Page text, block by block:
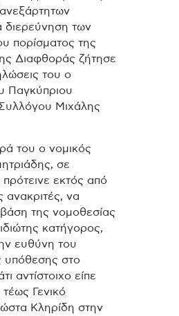
διερεύνηση των
πορίσματος της
Διαφθοράς ζήτησε
του ο
Παγκύπριου
Μιχάλης
του ο νομικός
σε
εκτός από
ανακριτές, να
βάση της νομοθεσίας
κατήγορος,
ευθύνη του
υπόθεσης στο
αντίστοιχο είπε
Γενικό
Κληρίδη στην